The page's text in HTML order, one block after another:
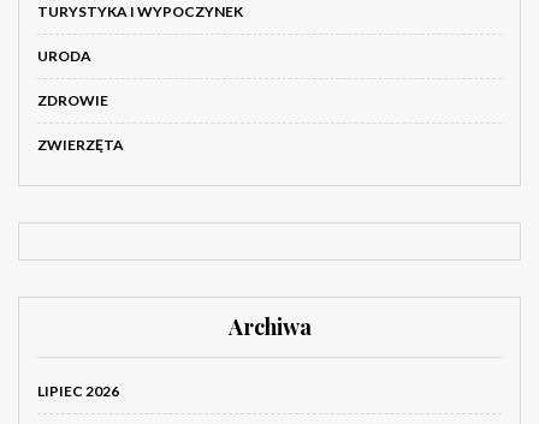
TURYSTYKA I WYPOCZYNEK
URODA
ZDROWIE
ZWIERZĘTA
Archiwa
LIPIEC 2026